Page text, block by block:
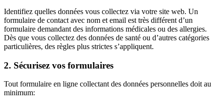
Identifiez quelles données vous collectez via votre site web. Un
formulaire de contact avec nom et email est très différent d’un
formulaire demandant des informations médicales ou des allergies.
Dès que vous collectez des données de santé ou d’autres catégories
particulières, des règles plus strictes s’appliquent.
2. Sécurisez vos formulaires
Tout formulaire en ligne collectant des données personnelles doit au
minimum: